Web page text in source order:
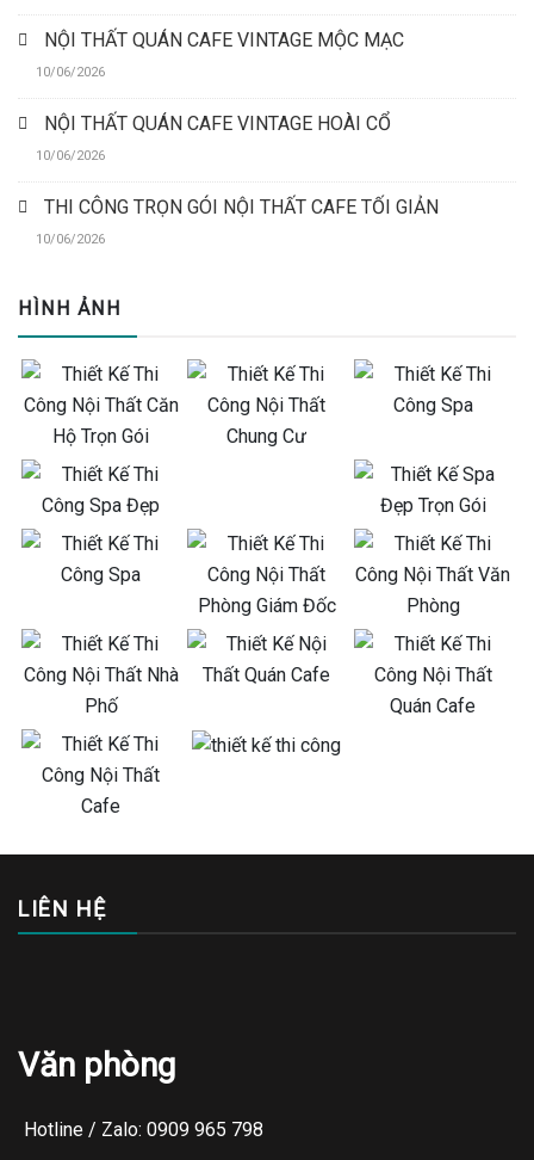
NỘI THẤT QUÁN CAFE VINTAGE MỘC MẠC
10/06/2026
NỘI THẤT QUÁN CAFE VINTAGE HOÀI CỔ
10/06/2026
THI CÔNG TRỌN GÓI NỘI THẤT CAFE TỐI GIẢN
10/06/2026
HÌNH ẢNH
LIÊN HỆ
Văn phòng
Hotline / Zalo: 0909 965 798